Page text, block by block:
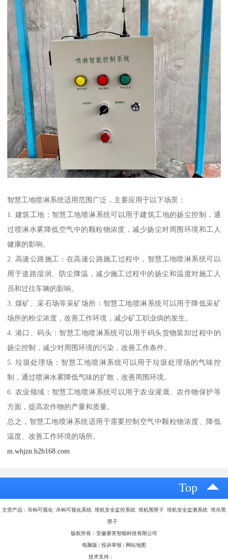
智慧工地喷淋系统适用范围广泛，主要应用于以下场景：
1. 建筑工地：智慧工地喷淋系统可以用于建筑工地的扬尘控制，通
过喷淋水雾降低空气中的颗粒物浓度，减少扬尘对周围环境和工人
健康的影响。
2. 高速公路施工：在高速公路施工过程中，智慧工地喷淋系统可以
用于道路湿润、防尘降温，减少施工过程中的扬尘和温度对施工人
员和过往车辆的影响。
3. 煤矿、采石场等采矿场所：智慧工地喷淋系统可以用于降低采矿
场所的粉尘浓度，改善工作环境，减少矿工职业病的发生。
4. 港口、码头：智慧工地喷淋系统可以用于码头货物装卸过程中的
扬尘控制，减少对周围环境的污染，改善工作条件。
5. 垃圾处理场：智慧工地喷淋系统可以用于垃圾处理场的气味控
制，通过喷淋水雾降低气味的扩散，改善周围环境。
6. 农业领域：智慧工地喷淋系统可以用于农业灌溉、农作物保护等
方面，提高农作物的产量和质量。
总之，智慧工地喷淋系统适用于需要控制空气中颗粒物浓度、降低
温度、改善工作环境的场所。
m.whjzn.b2b168.com
Top
主营产品：吊钩可视化 吊钩可视化系统 塔机安全监控系统 塔机黑匣子 塔机安全监测系统 塔吊黑
匣子
版权所有：安徽赛芙智能科技有限公司
电脑版 | 投诉举报 | 网站地图
技术支持：